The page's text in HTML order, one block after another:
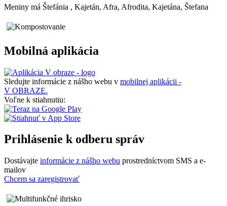
Meniny má Štefánia , Kajetán, Afra, Afrodita, Kajetána, Štefana
Mobilná aplikácia
Sledujte informácie z nášho webu v mobilnej aplikácii -
V OBRAZE.
Voľne k stiahnutiu:
Prihlásenie k odberu správ
Dostávajte informácie z nášho webu prostredníctvom SMS a e-
mailov
Chcem sa zaregistrovať